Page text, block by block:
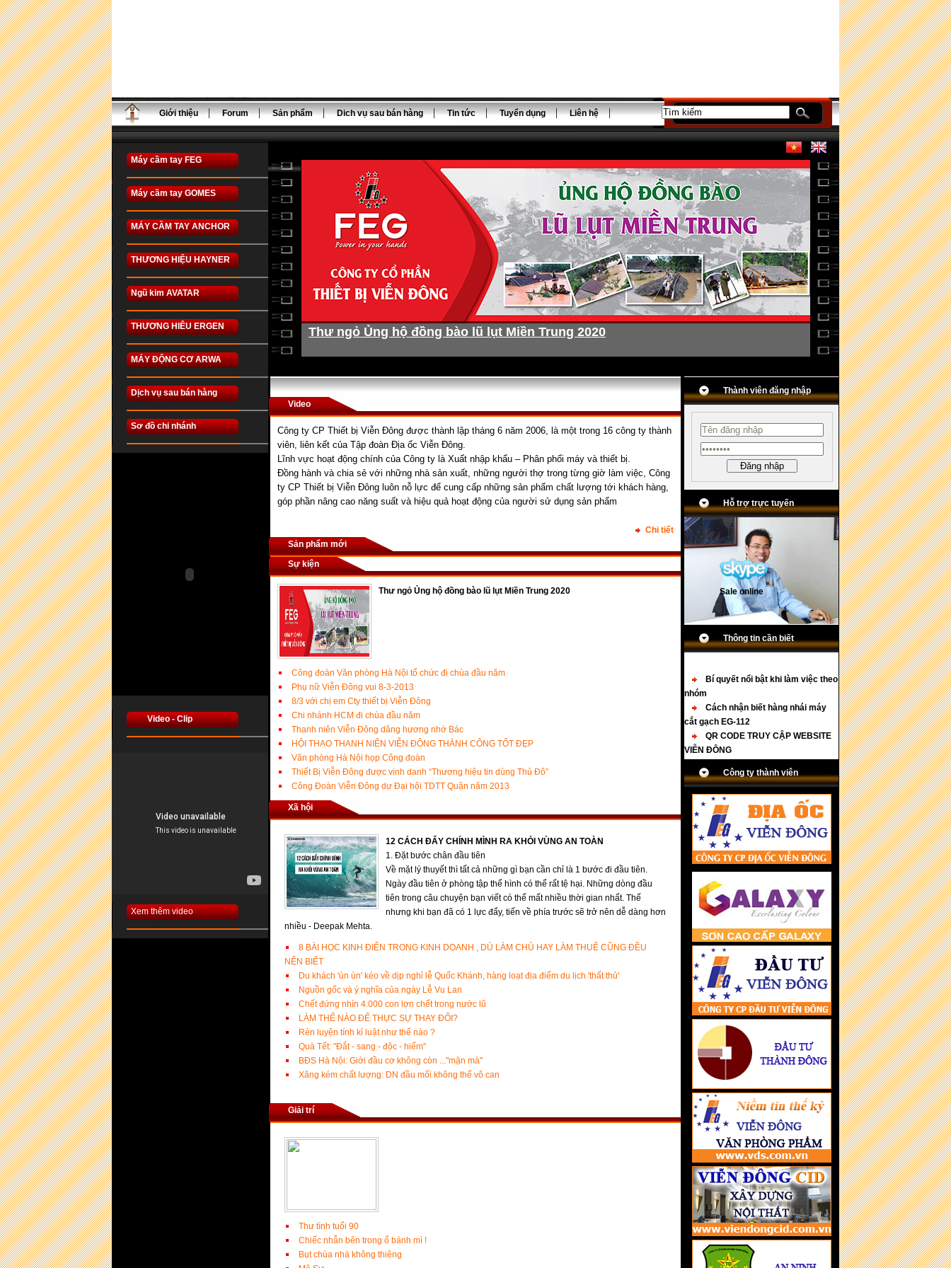
Giới thiệu Forum Sản phẩm Dich vụ sau bán hàng Tin tức Tuyển dụng Liên hệ
Máy cầm tay FEG
Máy cầm tay GOMES
MÁY CẦM TAY ANCHOR
THƯƠNG HIỆU HAYNER
Ngũ kim AVATAR
THƯƠNG HIÊU ERGEN
MÁY ĐỘNG CƠ ARWA
Dịch vụ sau bán hàng
Sơ đồ chi nhánh
Video - Clip
Xem thêm video
Thư ngỏ Ủng hộ đồng bào lũ lụt Miền Trung 2020
Video
Công ty CP Thiết bị Viễn Đông được thành lập tháng 6 năm 2006, là một trong 16 công ty thành
viên, liên kết của Tập đoàn Địa ốc Viễn Đông.
Lĩnh vực hoạt động chính của Công ty là Xuất nhập khẩu – Phân phối máy và thiết bị.
Đồng hành và chia sẻ với những nhà sản xuất, những người thợ trong từng giờ làm việc, Công
ty CP Thiết bị Viễn Đông luôn nỗ lực để cung cấp những sản phẩm chất lượng tới khách hàng,
góp phần nâng cao năng suất và hiệu quả hoạt động của người sử dụng sản phẩm
Chi tiết
Sản phẩm mới
Sự kiện
Thư ngỏ Ủng hộ đồng bào lũ lụt Miền Trung 2020
Công đoàn Văn phòng Hà Nội tổ chức đi chùa đầu năm
Phụ nữ Viễn Đông vui 8-3-2013
8/3 với chị em Cty thiết bị Viễn Đông
Chi nhánh HCM đi chùa đầu năm
Thanh niên Viễn Đông dâng hương nhớ Bác
HỘI THAO THANH NIÊN VIỄN ĐÔNG THÀNH CÔNG TỐT ĐẸP
Văn phòng Hà Nội họp Công đoàn
Thiết Bị Viễn Đông được vinh danh “Thương hiệu tin dùng Thủ Đô”
Công Đoàn Viễn Đông dự Đại hội TDTT Quận năm 2013
Xã hội
12 CÁCH ĐẨY CHÍNH MÌNH RA KHỎI VÙNG AN TOÀN
1. Đặt bước chân đầu tiên
Về mặt lý thuyết thì tất cả những gì bạn cần chỉ là 1 bước đi đầu tiên.
Ngày đầu tiên ở phòng tập thể hình có thể rất tệ hại. Những dòng đầu
tiên trong câu chuyện bạn viết có thể mất nhiều thời gian nhất. Thế
nhưng khi bạn đã có 1 lực đẩy, tiến về phía trước sẽ trở nên dễ dàng hơn
nhiều - Deepak Mehta.
8 BÀI HỌC KINH ĐIỂN TRONG KINH DOANH , DÙ LÀM CHỦ HAY LÀM THUÊ CŨNG ĐỀU
NÊN BIẾT
Du khách 'ùn ùn' kéo về dịp nghỉ lễ Quốc Khánh, hàng loạt địa điểm du lịch 'thất thủ'
Nguồn gốc và ý nghĩa của ngày Lễ Vu Lan
Chết đứng nhìn 4.000 con lợn chết trong nước lũ
LÀM THẾ NÀO ĐỂ THỰC SỰ THAY ĐỔI?
Rèn luyện tính kỉ luật như thế nào ?
Quà Tết: "Đắt - sang - độc - hiếm"
BĐS Hà Nội: Giới đầu cơ không còn ..."mặn mà"
Xăng kém chất lượng: DN đầu mối không thể vô can
Giải trí
Thư tình tuổi 90
Chiếc nhẫn bên trong ổ bánh mì !
Bụt chùa nhà không thiêng
Thành viên đăng nhập
Hỗ trợ trực tuyến
Sale online
Thông tin cần biết
nhóm
Cách nhận biết hàng nhái máy
cắt gạch EG-112
QR CODE TRUY CẬP WEBSITE
VIỄN ĐÔNG
Chương trình Khuyến mãi ""
Mua hàng liền tay, cào ngay trúng lớn"
Cách nhận biết hàng nhái máy
khoan EG-515
Làm việc theo nhóm trong môi
trường học tập và việc làm
Kỹ năng làm việc theo nhóm
Những điều cơ bản trong làm
Tuyển NV Kinh doanh tại Hà Nội
Đá mài AVATAR, khẳng định giá
trị thương hiệu
Mũi đục Bê tông - Sức mạnh của
FEG
GOMES - Kiểu dáng mới, chất
lượng mới
Máy cắt sắt chuyên dụng EG-
935B
Cảnh báo vàng độn tạp chất xuất
hiện tại Việt Nam
Mũi khoan thép Avatar - đồng
hành cùng người thợ
Quả ngọt sáng tạo Văn hóa thành
công của những nhà tỷ phú
Tập đoàn Viễn Đông 20 năm
Công ty thành viên